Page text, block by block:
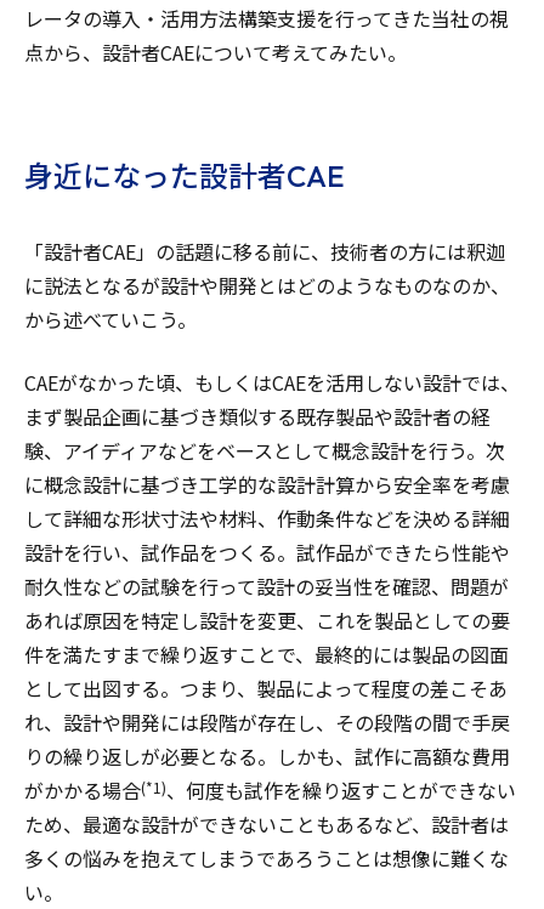
レータの導入・活用方法構築支援を行ってきた当社の視
点から、設計者CAEについて考えてみたい。
身近になった設計者CAE
「設計者CAE」の話題に移る前に、技術者の方には釈迦
に説法となるが設計や開発とはどのようなものなのか、
から述べていこう。
CAEがなかった頃、もしくはCAEを活用しない設計では、
まず製品企画に基づき類似する既存製品や設計者の経
験、アイディアなどをベースとして概念設計を行う。次
に概念設計に基づき工学的な設計計算から安全率を考慮
して詳細な形状寸法や材料、作動条件などを決める詳細
設計を行い、試作品をつくる。試作品ができたら性能や
耐久性などの試験を行って設計の妥当性を確認、問題が
あれば原因を特定し設計を変更、これを製品としての要
件を満たすまで繰り返すことで、最終的には製品の図面
として出図する。つまり、製品によって程度の差こそあ
れ、設計や開発には段階が存在し、その段階の間で手戻
りの繰り返しが必要となる。しかも、試作に高額な費用
がかかる場合(*1)、何度も試作を繰り返すことができない
ため、最適な設計ができないこともあるなど、設計者は
多くの悩みを抱えてしまうであろうことは想像に難くな
い。